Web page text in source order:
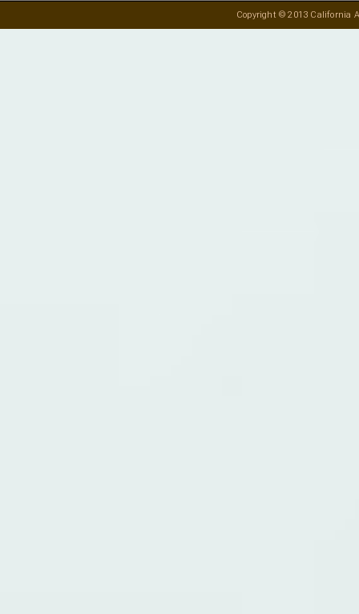
Copyright © 2013 California